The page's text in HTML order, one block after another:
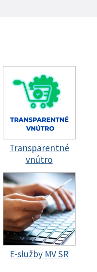
Transparentné
vnútro
E-služby MV SR